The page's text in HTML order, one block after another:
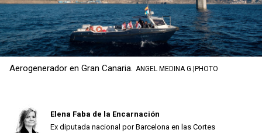
Copiar
Aerogenerador en Gran Canaria. ANGEL MEDINA G.|PHOTO
Elena Faba de la Encarnación
Ex diputada nacional por Barcelona en las Cortes